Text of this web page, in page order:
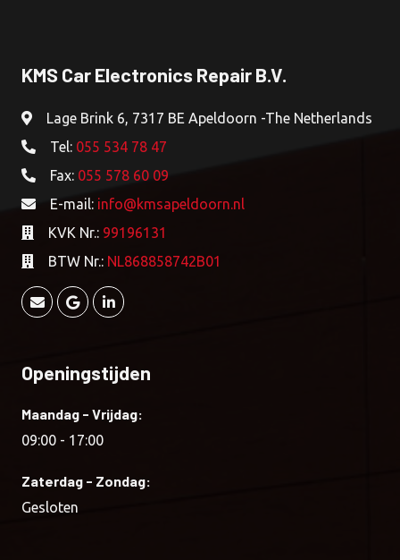
KMS Car Electronics Repair B.V.
Lage Brink 6, 7317 BE Apeldoorn -The Netherlands
Tel: 055 534 78 47
Fax: 055 578 60 09
E-mail: info@kmsapeldoorn.nl
KVK Nr.: 99196131
BTW Nr.: NL868858742B01
Openingstijden
Maandag - Vrijdag:
09:00 - 17:00
Zaterdag - Zondag:
Gesloten